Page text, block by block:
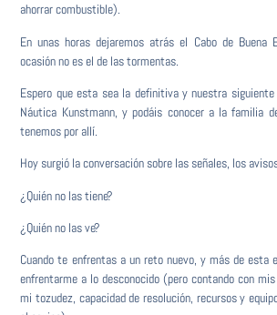
ahorrar combustible).
En unas horas dejaremos atrás el Cabo de Buena
ocasión no es el de las tormentas.
Espero que esta sea la definitiva y nuestra siguiente
Náutica Kunstmann, y podáis conocer a la familia
tenemos por allí.
Hoy surgió la conversación sobre las señales, los
¿Quién no las tiene?
¿Quién no las ve?
Cuando te enfrentas a un reto nuevo, y más de esta
enfrentarme a lo desconocido (pero contando con
mi tozudez, capacidad de resolución, recursos y